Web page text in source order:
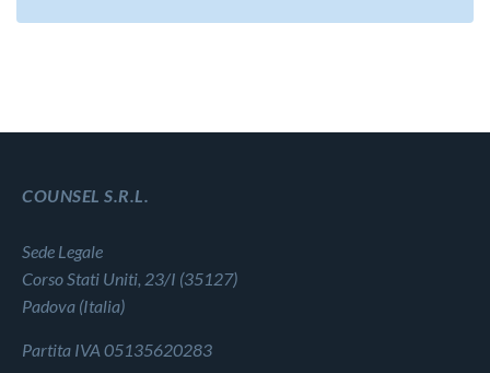
COUNSEL S.R.L.
Sede Legale
Corso Stati Uniti, 23/I (35127)
Padova (Italia)
Partita IVA 05135620283